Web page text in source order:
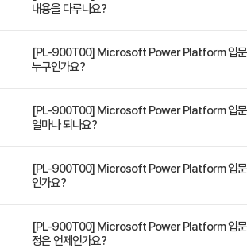
Microsoft 365 앱 및 서비스와 어
- Microsoft Copilot Studio의 가
되는지 설명하기
- 플랜 디자이너의 기능 설명하기
Microsoft Power Platform 환경
Microsoft Dataverse에 대한 설
- 기존 데이터베이스와 Dataverse
내용을 다루나요?
Microsoft Power Platform의 비즈니스 가치와 제품
Dataverse와 데이터를 연결하고, 간단한 캔버스 및 모
Pages 사이트를 빌드합니다.
[PL-900T00] Microsoft Power Platform 입문
누구인가요?
클라우드 환경에서 데이터베이스 개념의 기초를 배우고
드 데이터 서비스에 대한 기본 기술을 습득하고자 하는
[PL-900T00] Microsoft Power Platform 입문
얼마나 되나요?
2일 과정입니다. 상세 일정은 교육 페이지에서 확인하
[PL-900T00] Microsoft Power Platform 입문
인가요?
수강료는 500,000원(VAT 별도)입니다. 고용보험 환급
이 적용될 수 있으니 자세한 내용은 트레이노케이트로
[PL-900T00] Microsoft Power Platform 입문
정은 언제인가요?